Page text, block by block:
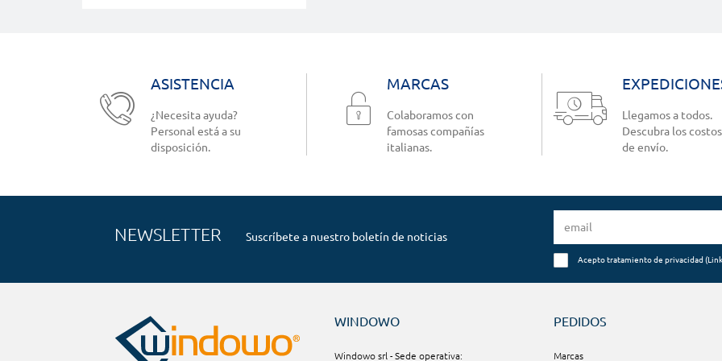
ASISTENCIA
¿Necesita ayuda?
Personal está a su
disposición.
MARCAS
Colaboramos con
famosas compañías
italianas.
Llegamos a todos.
Descubra los costos
de envío.
NEWSLETTER Suscríbete a nuestro boletín de noticias
Acepto tratamiento de privacidad (Link
WINDOWO
Windowo srl - Sede operativa:
PEDIDOS
Marcas